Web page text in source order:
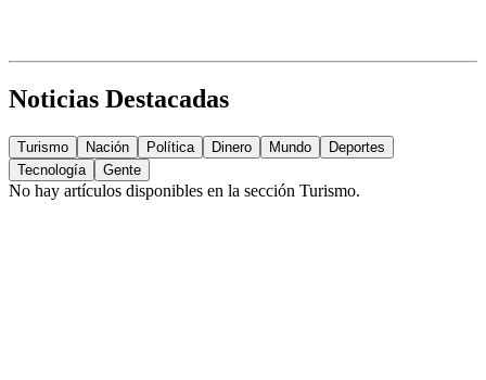
Noticias Destacadas
Turismo Nación Política Dinero Mundo
Deportes
Tecnología
Gente
No hay artículos disponibles en la sección Turismo.